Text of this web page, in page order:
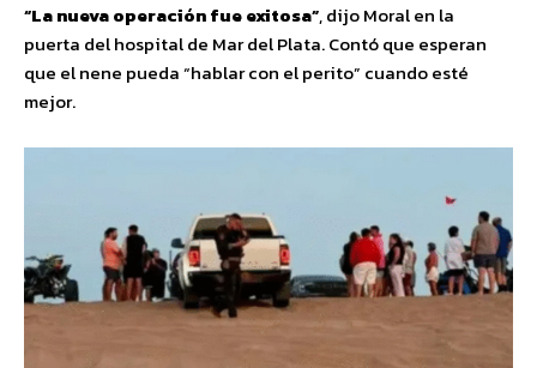
“La nueva operación fue exitosa”, dijo Moral en la
puerta del hospital de Mar del Plata. Contó que esperan
que el nene pueda “hablar con el perito” cuando esté
mejor.